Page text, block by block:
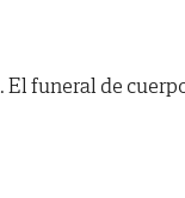
funeral de